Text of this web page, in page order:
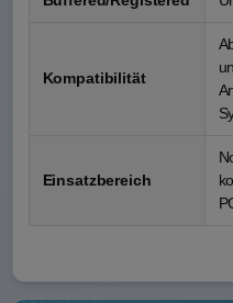
Kompatibilität
Einsatzbereich